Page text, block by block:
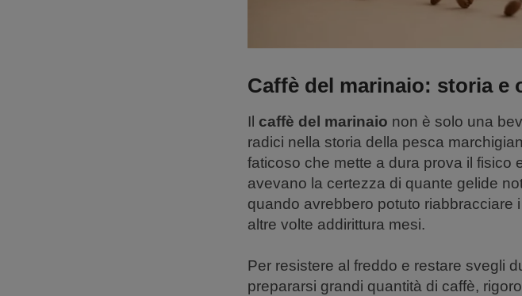
Caffè del marinaio: storia e
Il caffè del marinaio non è solo una
radici nella storia della pesca
faticoso che mette a dura prova il fisico
avevano la certezza di quante gelide
quando avrebbero potuto riabbracciare
altre volte addirittura mesi.
Per resistere al freddo e restare svegli
prepararsi grandi quantità di caffè,